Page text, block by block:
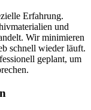
Erfahrung.
und
Wir minimieren
schnell wieder läuft.
geplant, um